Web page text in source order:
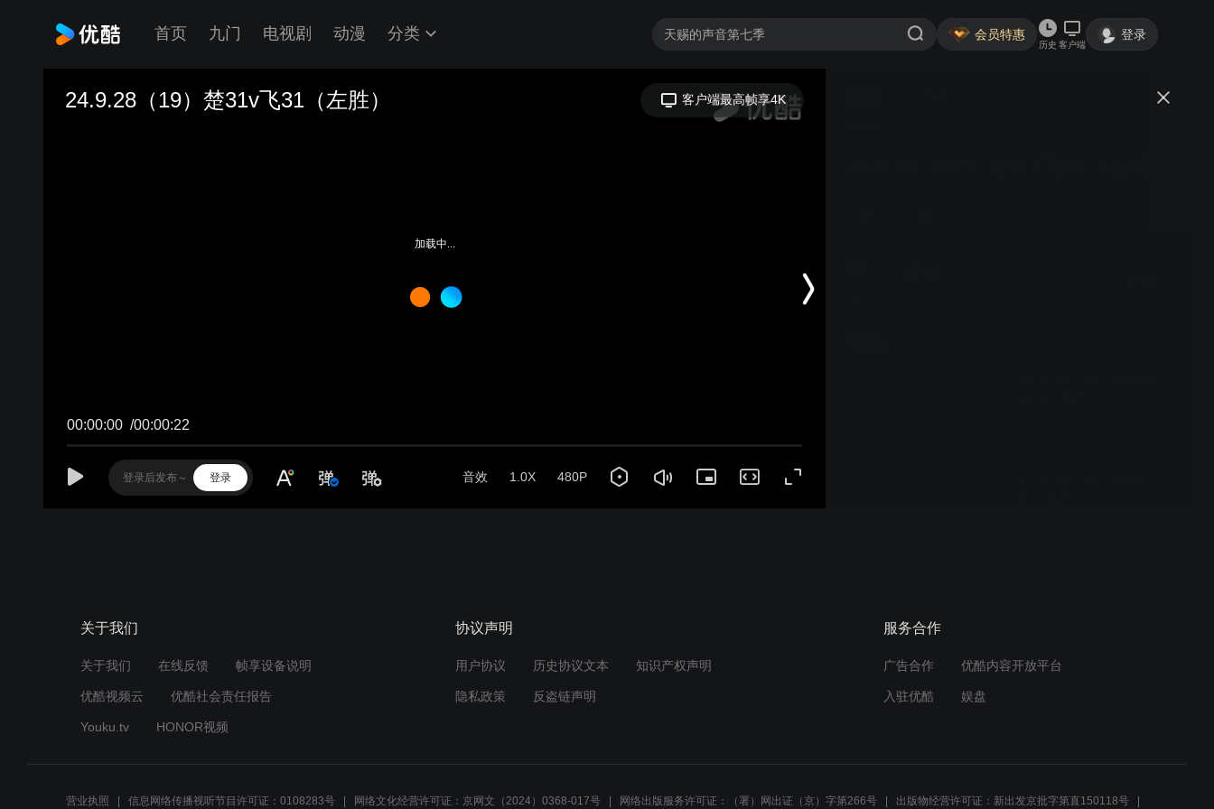
首页 九门 电视剧 动漫 分类 会员特惠
历史 客户端
登录
24.9.28（19）楚31v飞31（左胜） 客户端最高帧享4K
00:00:00 /00:00:22
登录 音效 1.0X 480P
加载中...
33（右胜）
关于我们
关于我们 在线反馈 帧享设备说明
优酷视频云 优酷社会责任报告
Youku.tv HONOR视频
协议声明
用户协议 历史协议文本 知识产权声明
隐私政策 反盗链声明
服务合作
广告合作 优酷内容开放平台
入驻优酷 娱盘
营业执照 信息网络传播视听节目许可证：0108283号 网络文化经营许可证：京网文（2024）0368-017号 网络出版服务许可证：（署）网出证（京）字第266号 出版物经营许可证：新出发京批字第直150118号